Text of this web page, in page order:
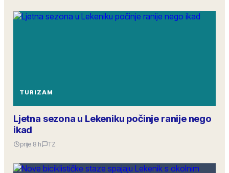
TURIZAM
Ljetna sezona u Lekeniku počinje ranije nego
ikad
prije 8 h TZ